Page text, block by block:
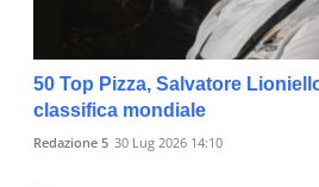
50 Top Pizza, Salvatore
classifica mondiale
Redazione 5 30 Lug 2026 14:10